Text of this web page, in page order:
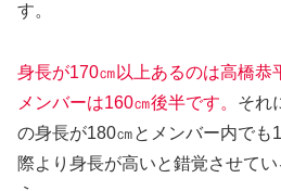
す。
身長が170㎝以上あるのは高橋恭
メンバーは160㎝後半です。 それ
の身長が180㎝とメンバー内でも
際より身長が高いと錯覚させて